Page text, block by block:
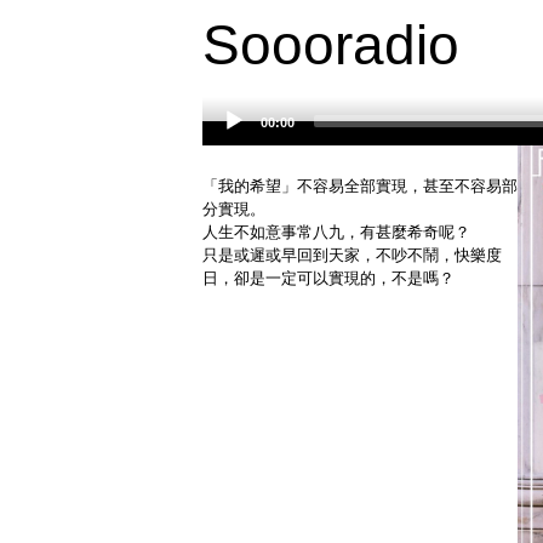
Soooradio
Audio
00:00
「我的希望」不容易全部實現，甚至不容易部
分實現。
人生不如意事常八九，有甚麼希奇呢？
只是或遲或早回到天家，不吵不鬧，快樂度
日，卻是一定可以實現的，不是嗎？